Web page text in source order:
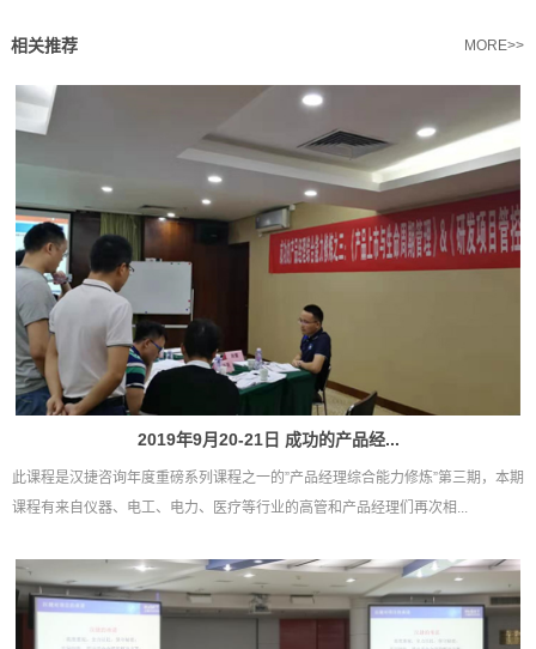
相关推荐 MORE>>
2019年9月20-21日 成功的产品经...
此课程是汉捷咨询年度重磅系列课程之一的”产品经理综合能力修炼”第三期，本期
课程有来自仪器、电工、电力、医疗等行业的高管和产品经理们再次相...